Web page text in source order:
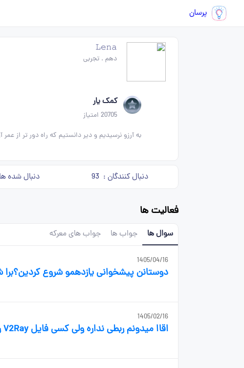
پرسان
𝙻𝚎𝚗𝚊
دهم .تجربی
کمک یار
20705 امتیاز
به آرزو نرسیدیم و دیر دانستیم که راه دور تر از
دنبال کنندگان : 93 دنبال شده
فعالیت ها
سوال ها جواب ها جواب های معرکه
1405/04/16
دوستانن پیشخوانی یازدهمو شروع
1405/02/16
اقاا میدونم ربطی نداره ولی کسی فایل V2Ray رو داره؟😂